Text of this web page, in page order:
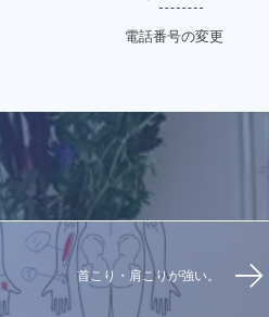
電話番号の変更
首こり・肩こりが強い。